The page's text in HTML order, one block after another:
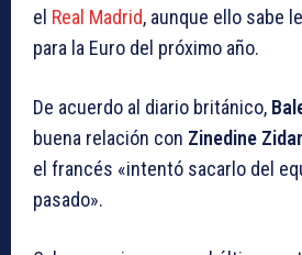
el Real Madrid, aunque ello sabe
para la Euro del próximo año.
De acuerdo al diario británico,
buena relación con Zinedine
el francés «intentó sacarlo del
pasado».